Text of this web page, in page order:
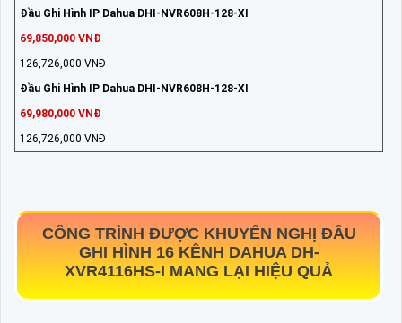
Đầu Ghi Hình IP Dahua DHI-NVR608H-128-XI
69,850,000 VNĐ
126,726,000 VNĐ
Đầu Ghi Hình IP Dahua DHI-NVR608H-128-XI
69,980,000 VNĐ
126,726,000 VNĐ
CÔNG TRÌNH ĐƯỢC KHUYẾN NGHỊ ĐẦU
GHI HÌNH 16 KÊNH DAHUA DH-
XVR4116HS-I MANG LẠI HIỆU QUẢ